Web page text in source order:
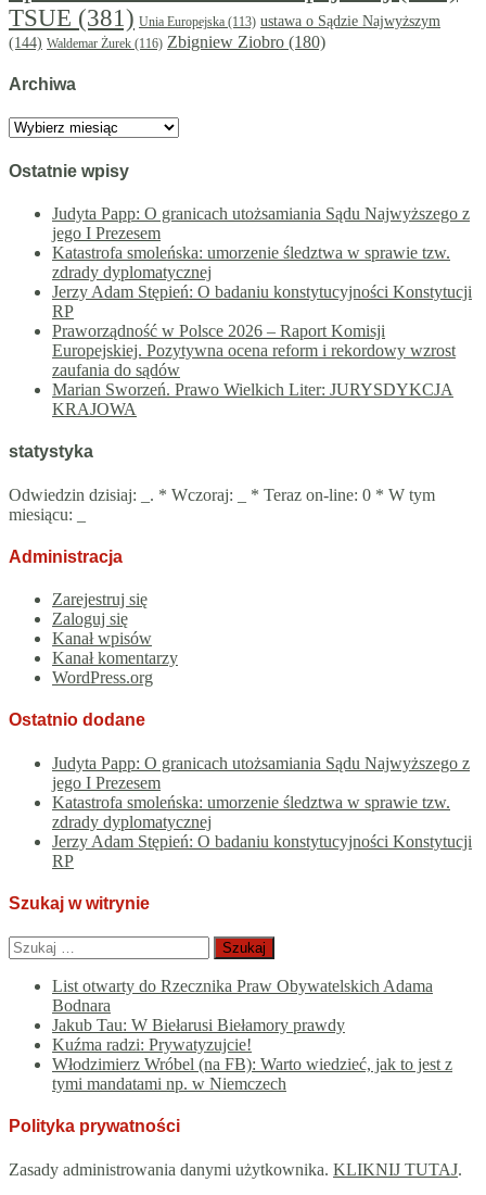
TSUE (381) Unia Europejska (113) ustawa o Sądzie Najwyższym
(144) Waldemar Żurek (116) Zbigniew Ziobro (180)
Archiwa
Archiwa
Ostatnie wpisy
Judyta Papp: O granicach utożsamiania Sądu Najwyższego z
jego I Prezesem
Katastrofa smoleńska: umorzenie śledztwa w sprawie tzw.
zdrady dyplomatycznej
Jerzy Adam Stępień: O badaniu konstytucyjności Konstytucji
RP
Praworządność w Polsce 2026 – Raport Komisji
Europejskiej. Pozytywna ocena reform i rekordowy wzrost
zaufania do sądów
Marian Sworzeń. Prawo Wielkich Liter: JURYSDYKCJA
KRAJOWA
statystyka
Odwiedzin dzisiaj: . * Wczoraj:
* Teraz on-line: 0 * W tym
miesiącu:
Administracja
Zarejestruj się
Zaloguj się
Kanał wpisów
Kanał komentarzy
WordPress.org
Ostatnio dodane
Judyta Papp: O granicach utożsamiania Sądu Najwyższego z
jego I Prezesem
Katastrofa smoleńska: umorzenie śledztwa w sprawie tzw.
zdrady dyplomatycznej
Jerzy Adam Stępień: O badaniu konstytucyjności Konstytucji
RP
Szukaj w witrynie
Szukaj:
List otwarty do Rzecznika Praw Obywatelskich Adama
Bodnara
Jakub Tau: W Biełarusi Biełamory prawdy
Kuźma radzi: Prywatyzujcie!
Włodzimierz Wróbel (na FB): Warto wiedzieć, jak to jest z
tymi mandatami np. w Niemczech
Polityka prywatności
Zasady administrowania danymi użytkownika. KLIKNIJ TUTAJ.